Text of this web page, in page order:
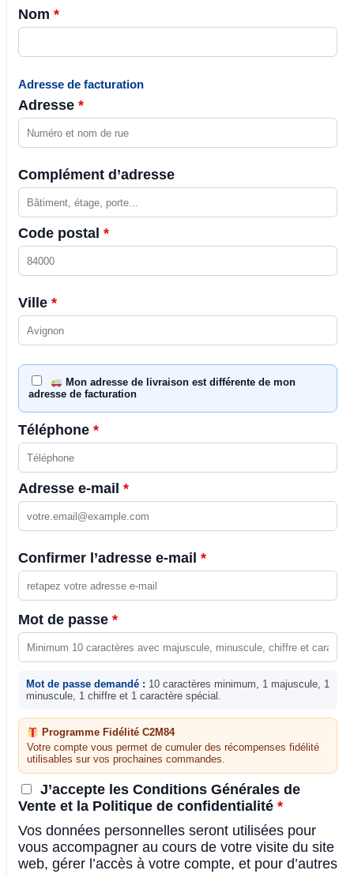
Nom *
Adresse de facturation
Adresse *
Complément d’adresse
Code postal *
Ville *
Mon adresse de livraison est différente de mon
adresse de facturation
Téléphone *
Adresse e-mail *
Confirmer l’adresse e-mail *
Mot de passe *
Mot de passe demandé : 10 caractères minimum, 1 majuscule, 1
minuscule, 1 chiffre et 1 caractère spécial.
Programme Fidélité C2M84
Votre compte vous permet de cumuler des récompenses fidélité
utilisables sur vos prochaines commandes.
J’accepte les Conditions Générales de
Vente et la Politique de confidentialité *
Vos données personnelles seront utilisées pour
vous accompagner au cours de votre visite du site
web, gérer l’accès à votre compte, et pour d’autres